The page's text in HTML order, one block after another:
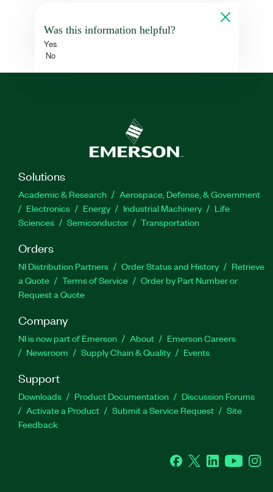
Was this information helpful?
Yes
No
Solutions
Academic & Research
Aerospace, Defense, & Government
Electronics
Energy Industrial Machinery
Life
Sciences
Semiconductor Transportation
Orders
NI Distribution Partners Order Status and History
Retrieve
a Quote
Terms of Service
Order by Part Number or
Request a Quote
Company
NI is now part of Emerson About
Emerson Careers
Newsroom
Supply Chain & Quality Events
Support
Downloads Product Documentation
Discussion Forums
Activate a Product
Submit a Service Request
Site
Feedback
Facebook
Twitter LinkedInYouTube